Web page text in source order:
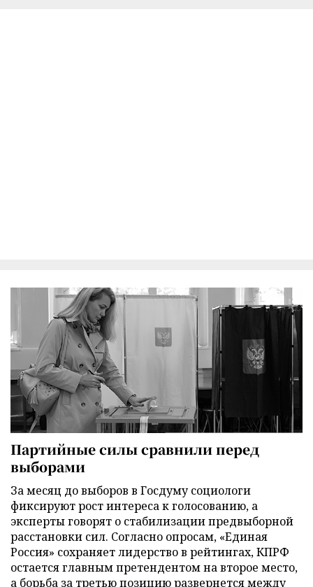
Партийные силы сравнили перед
выборами
За месяц до выборов в Госдуму социологи
фиксируют рост интереса к голосованию, а
эксперты говорят о стабилизации предвыборной
расстановки сил. Согласно опросам, «Единая
Россия» сохраняет лидерство в рейтингах, КПРФ
остается главным претендентом на второе место,
а борьба за третью позицию развернется между